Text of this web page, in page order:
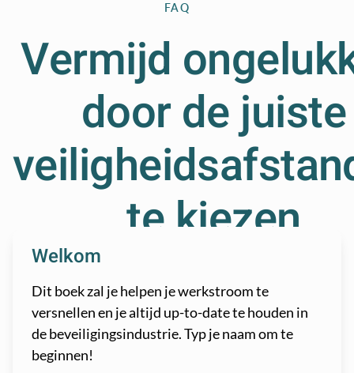
FAQ
Vermijd
door de juiste
te kiezen
Waarom is veiligheidsafstand
belangrijk op een werkplek?
Welkom
Dit boek zal je helpen je werkstroom te
versnellen en je altijd up-to-date te houden in
de beveiligingsindustrie. Typ je naam om te
beginnen!